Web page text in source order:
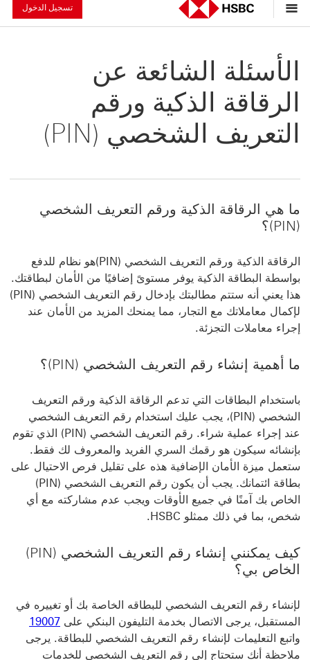
تسجيل الدخول
الأسئلة الشائعة عن
الرقاقة الذكية ورقم
التعريف الشخصي (PIN)
ما هي الرقاقة الذكية ورقم التعريف الشخصي
(PIN)؟
الرقاقة الذكية ورقم التعريف الشخصي (PIN)هو نظام للدفع
بواسطة البطاقة الذكية يوفر مستوىً إضافيًا من الأمان لبطاقتك.
هذا يعني أنه ستتم مطالبتك بإدخال رقم التعريف الشخصي (PIN)
لإكمال معاملاتك مع التجار، مما يمنحك المزيد من الأمان عند
إجراء معاملات التجزئة.
ما أهمية إنشاء رقم التعريف الشخصي (PIN)؟
باستخدام البطاقات التي تدعم الرقاقة الذكية ورقم التعريف
الشخصي (PIN)، يجب عليك استخدام رقم التعريف الشخصي
عند إجراء عملية شراء. رقم التعريف الشخصي (PIN) الذي تقوم
بإنشائه سيكون هو رقمك السري الفريد والمعروف لك فقط.
ستعمل ميزة الأمان الإضافية هذه على تقليل فرص الاحتيال على
بطاقة ائتمانك. يجب أن يكون رقم التعريف الشخصي (PIN)
الخاص بك آمنًا في جميع الأوقات ويجب عدم مشاركته مع أي
شخص، بما في ذلك ممثلو HSBC.
كيف يمكنني إنشاء رقم التعريف الشخصي (PIN)
الخاص بي؟
لإنشاء رقم التعريف الشخصي للبطاقه الخاصة بك أو تغييره في
المستقبل، يرجى الاتصال بخدمة التليفون البنكي على 19007
واتبع التعليمات لإنشاء رقم التعريف الشخصي للبطاقة. يرجى
ملاحظة أنك ستحتاج إلى رقم التعريف الشخصي للخدمات